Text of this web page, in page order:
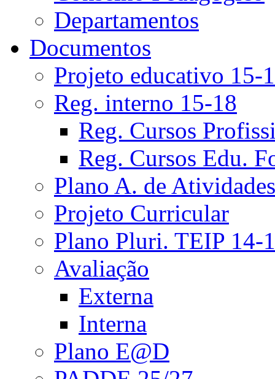
Departamentos
Documentos
Projeto educativo 15-
Reg. interno 15-18
Reg. Cursos
Reg. Cursos Edu.
Plano A. de Atividades
Projeto Curricular
Plano Pluri. TEIP 14-
Avaliação
Externa
Interna
Plano E@D